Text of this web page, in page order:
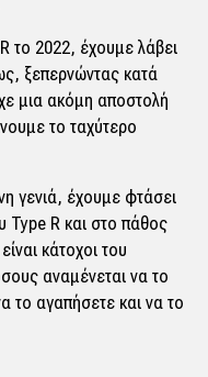
το 2022, έχουμε λάβει
ξεπερνώντας κατά
μια ακόμη αποστολή
το ταχύτερο
γενιά, έχουμε φτάσει
Type R και στο πάθος
κάτοχοι του
αναμένεται να το
το αγαπήσετε και να το